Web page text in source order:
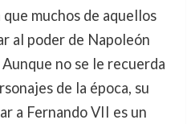
muchos de aquellos
al poder de Napoleón
no se le recuerda
de la época, su
a Fernando VII es un